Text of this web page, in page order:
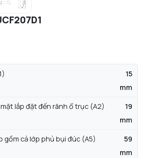
15
mm
lắp đặt đến rãnh ổ trục (A2)
19
mm
gồm cả lớp phủ bụi đúc (A5)
59
mm